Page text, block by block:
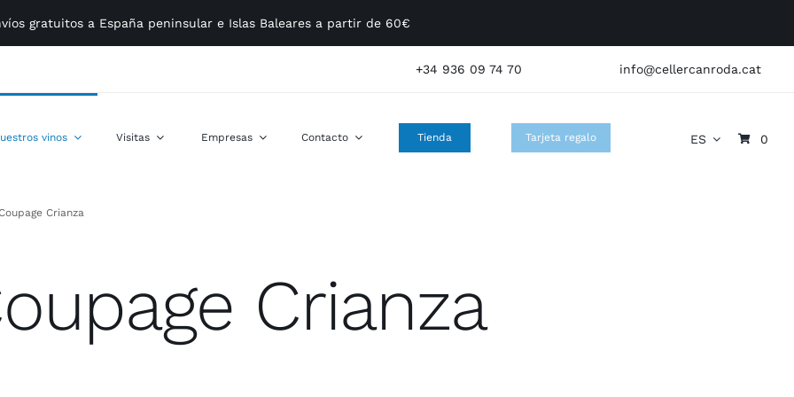
gratuitos a España peninsular e Islas Baleares a partir de 60€
+34 936 09 74 70 info@cellercanroda.cat
vinos Visitas Empresas Contacto Tienda Tarjeta regalo ES 0
Crianza
Crianza